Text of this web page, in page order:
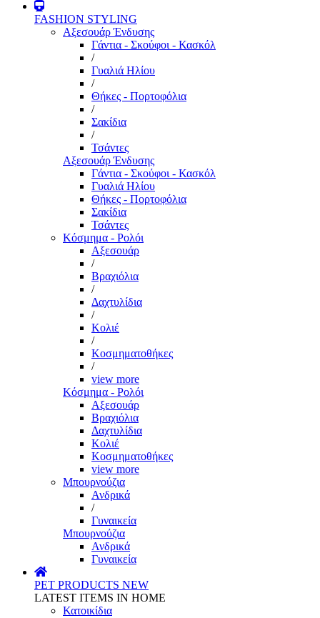
FASHION STYLING
Αξεσουάρ Ένδυσης
Γάντια - Σκούφοι - Κασκόλ
/
Γυαλιά Ηλίου
/
Θήκες - Πορτοφόλια
/
Σακίδια
/
Τσάντες
Αξεσουάρ Ένδυσης
Γάντια - Σκούφοι - Κασκόλ
Γυαλιά Ηλίου
Θήκες - Πορτοφόλια
Σακίδια
Τσάντες
Κόσμημα - Ρολόι
Αξεσουάρ
/
Βραχιόλια
/
Δαχτυλίδια
/
Κολιέ
/
Κοσμηματοθήκες
/
view more
Κόσμημα - Ρολόι
Αξεσουάρ
Βραχιόλια
Δαχτυλίδια
Κολιέ
Κοσμηματοθήκες
view more
Μπουρνούζια
Ανδρικά
/
Γυναικεία
Μπουρνούζια
Ανδρικά
Γυναικεία
PET PRODUCTS NEW
LATEST ITEMS IN HOME
Κατοικίδια